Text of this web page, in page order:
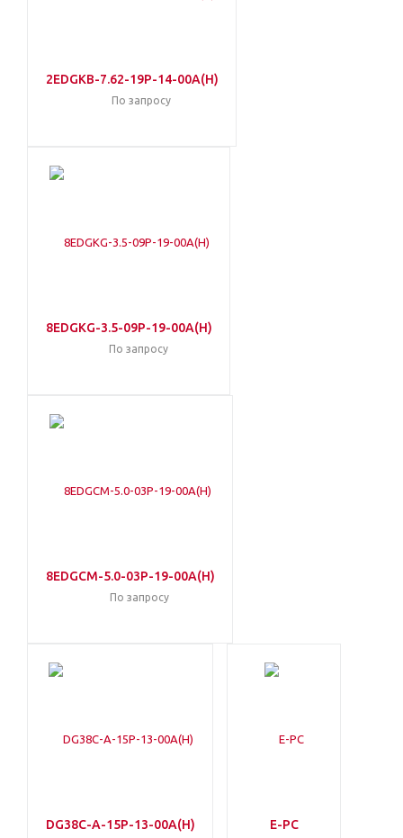
2EDGKB-7.62-19P-14-00A(H)
По запросу
8EDGKG-3.5-09P-19-00A(H)
По запросу
8EDGCM-5.0-03P-19-00A(H)
По запросу
DG38C-A-15P-13-00A(H) E-PC